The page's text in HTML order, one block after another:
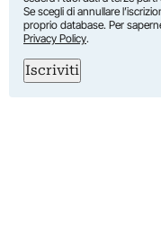
Se scegli di annullare
proprio database. Per
Privacy Policy.
Iscriviti